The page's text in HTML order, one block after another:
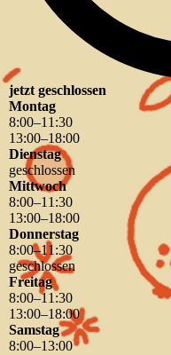
jetzt geschlossen
Montag
8:00–11 :30
13:00–18:00
Dienstag
geschlossen
Mittwoch
8:00–11 :30
13:00–18:00
Donnerstag
8:00–11 :30
geschlossen
Freitag
8:00–11 :30
13:00–18:00
Samstag
8:00–13:00